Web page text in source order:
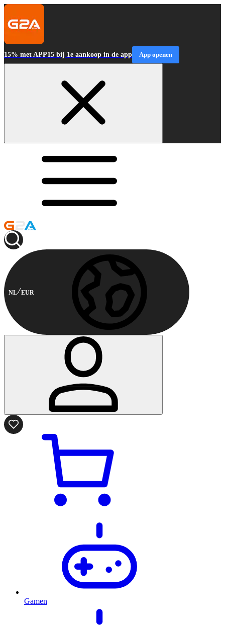
15% met APP15 bij 1e aankoop in de app App openen
NL EUR
Gamen